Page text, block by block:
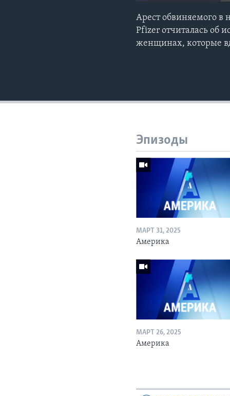
Арест обвиняемого
Pfizer отчиталась об
женщинах, которые
Эпизоды
МАРТ 31, 2025
Америка
МАРТ 26, 2025
Америка